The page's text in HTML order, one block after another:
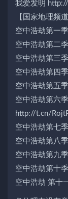
我爱发明
【国家地理频
空中浩劫第一
空中浩劫第二
空中浩劫第三
空中浩劫第四
空中浩劫第五
空中浩劫第六
http://t.cn/
空中浩劫第七
空中浩劫第八
空中浩劫第九
空中浩劫第十
空中浩劫 第十